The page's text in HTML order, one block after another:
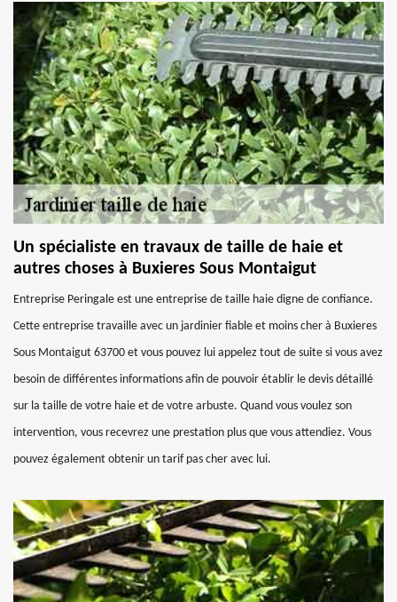
Un spécialiste en travaux de taille de haie et
autres choses à Buxieres Sous Montaigut
Entreprise Peringale est une entreprise de taille haie digne de confiance.
Cette entreprise travaille avec un jardinier fiable et moins cher à Buxieres
Sous Montaigut 63700 et vous pouvez lui appelez tout de suite si vous avez
besoin de différentes informations afin de pouvoir établir le devis détaillé
sur la taille de votre haie et de votre arbuste. Quand vous voulez son
intervention, vous recevrez une prestation plus que vous attendiez. Vous
pouvez également obtenir un tarif pas cher avec lui.